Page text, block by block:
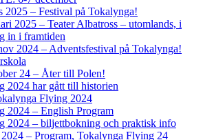
2025 – Festival på Tokalynga!
2025 – Teater Albatross – utomlands, i
in i framtiden
2024 – Adventsfestival på Tokalynga!
24 – Åter till Polen!
2024 har gått till historien
Flying 2024
2024 – English Program
2024 – biljettbokning och praktisk info
– Program, Tokalynga Flying 24